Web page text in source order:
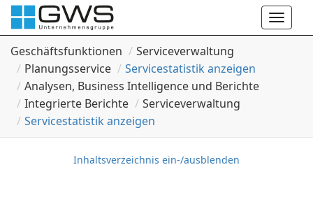
Toggle
Geschäftsfunktionen
Serviceverwaltung
Planungsservice
Servicestatistik anzeigen
Analysen, Business Intelligence und Berichte
Integrierte Berichte
Serviceverwaltung
Servicestatistik anzeigen
Inhaltsverzeichnis ein-/ausblenden